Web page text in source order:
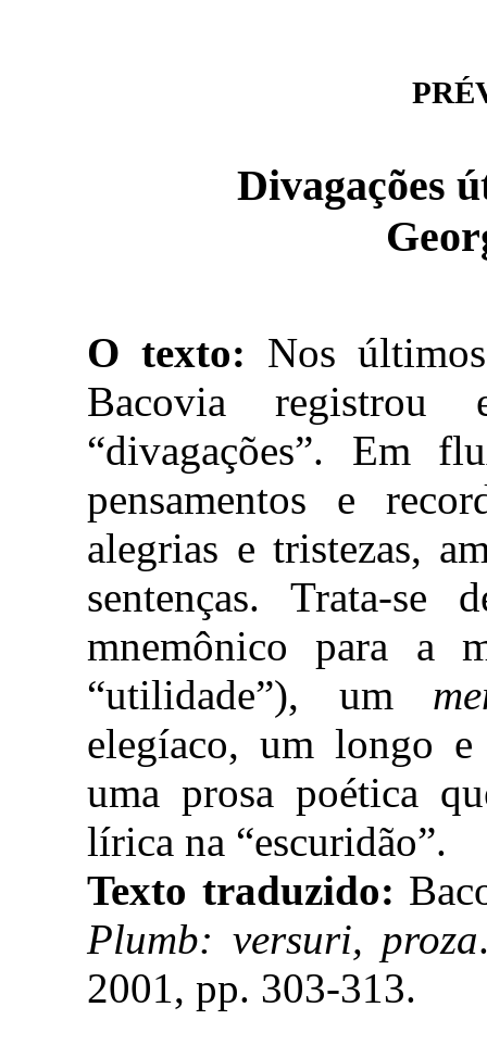
Divagações
O texto: Nos
Bacovia registrou
“divagações”. Em
pensamentos e
alegrias e tristezas,
sentenças. Trata-
mnemônico para a
“utilidade”), um
elegíaco, um longo e
uma prosa poética
lírica na “escuridão”.
Texto traduzido:
Plumb: versuri, proza
2001, pp. 303-313.